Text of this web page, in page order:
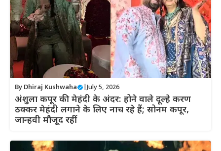
By Dhiraj Kushwaha July 5, 2026
अंशुला कपूर की मेहंदी के अंदर: होने वाले दूल्हे करण
ठक्कर मेहंदी लगाने के लिए नाच रहे हैं; सोनम कपूर,
जान्हवी मौजूद रहीं